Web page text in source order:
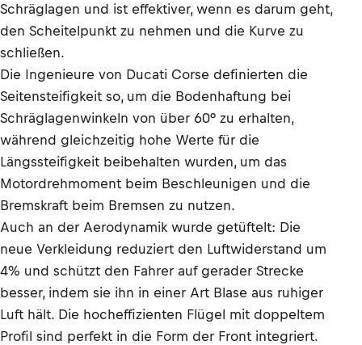
Schräglagen und ist effektiver, wenn es darum geht,
den Scheitelpunkt zu nehmen und die Kurve zu
schließen.
Die Ingenieure von Ducati Corse definierten die
Seitensteifigkeit so, um die Bodenhaftung bei
Schräglagenwinkeln von über 60° zu erhalten,
während gleichzeitig hohe Werte für die
Längssteifigkeit beibehalten wurden, um das
Motordrehmoment beim Beschleunigen und die
Bremskraft beim Bremsen zu nutzen.
Auch an der Aerodynamik wurde getüftelt: Die
neue Verkleidung reduziert den Luftwiderstand um
4% und schützt den Fahrer auf gerader Strecke
besser, indem sie ihn in einer Art Blase aus ruhiger
Luft hält. Die hocheffizienten Flügel mit doppeltem
Profil sind perfekt in die Form der Front integriert.